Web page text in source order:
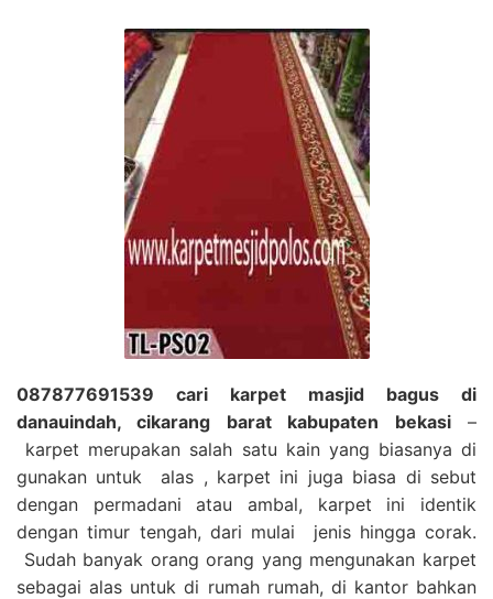
087877691539 cari karpet masjid bagus di
danauindah, cikarang barat kabupaten bekasi–
karpet merupakan salah satu kain yang biasanya di
gunakan untuk alas , karpet ini juga biasa di sebut
dengan permadani atau ambal, karpet ini identik
dengan timur tengah, dari mulai jenis hingga corak.
Sudah banyak orang orang yang mengunakan karpet
sebagai alas untuk di rumah rumah, di kantor bahkan